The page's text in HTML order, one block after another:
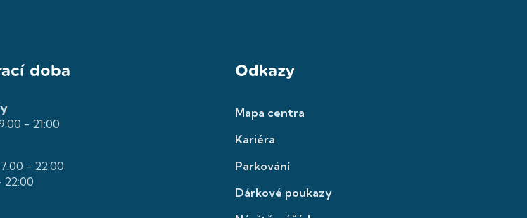
doba
- 21:00
- 22:00
22:00
Odkazy
Mapa centra
Kariéra
Parkování
Dárkové poukazy